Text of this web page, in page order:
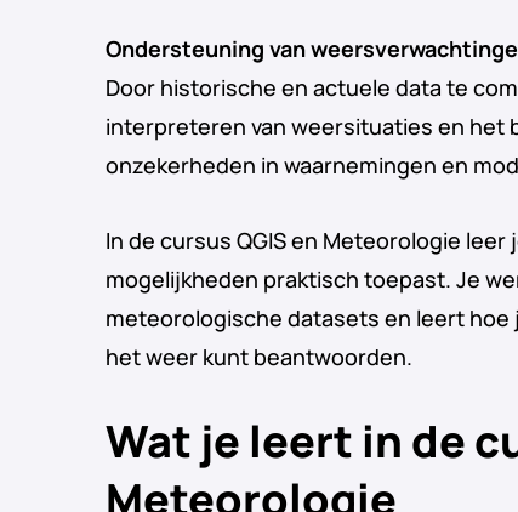
Ondersteuning van
Door historische en actuele data te
interpreteren van weersituaties en het
onzekerheden in waarnemingen en
In de cursus QGIS en Meteorologie leer
mogelijkheden praktisch toepast. Je
meteorologische datasets en leert hoe
het weer kunt beantwoorden.
Wat je leert in de
Meteorologie